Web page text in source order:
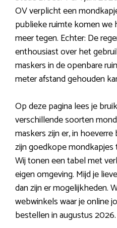
OV verplicht een
publieke ruimte komen we
meer tegen. Echter: De
enthousiast over het
maskers in de openbare
meter afstand gehouden
Op deze pagina lees je
verschillende soorten
maskers zijn er, in
zijn goedkope
Wij tonen een tabel met
eigen omgeving. Mijd je
dan zijn er mogelijkheden.
webwinkels waar je online
bestellen in augustus 2026.